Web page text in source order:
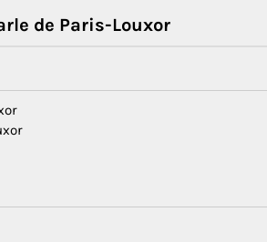
de Paris-Louxor